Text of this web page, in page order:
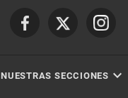
NUESTRAS SECCIONES